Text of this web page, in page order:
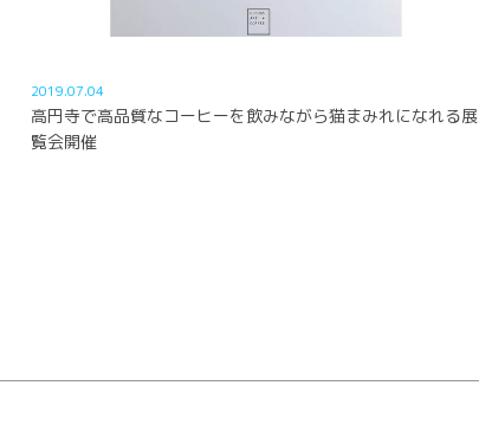
2019.07.04
高円寺で高品質なコーヒーを飲みながら猫まみれになれる展
覧会開催